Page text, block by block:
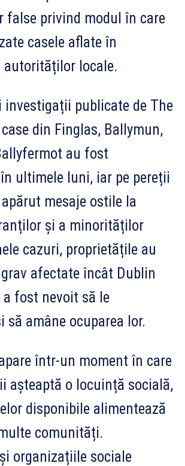
false privind modul în care
casele aflate în
autorităților locale.
investigații publicate de The
din Finglas, Ballymun,
au fost
ultimele luni, iar pe pereții
mesaje ostile la
și a minorităților
cazuri, proprietățile au
afectate încât Dublin
a fost nevoit să le
să amâne ocuparea lor.
într-un moment în care
așteaptă o locuință socială,
disponibile alimentează
comunități.
organizațiile sociale